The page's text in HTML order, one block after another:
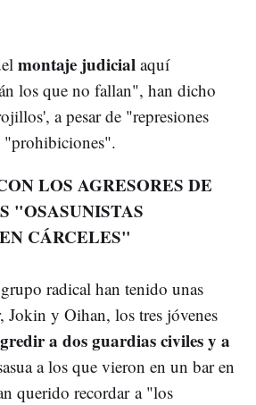
montaje judicial aquí
los que no fallan", han dicho
a pesar de "represiones
"prohibiciones".
LOS AGRESORES DE
"OSASUNISTAS
CÁRCELES"
radical han tenido unas
Jokin y Oihan, los tres jóvenes
a dos guardias civiles y a
a los que vieron en un bar en
querido recordar a "los